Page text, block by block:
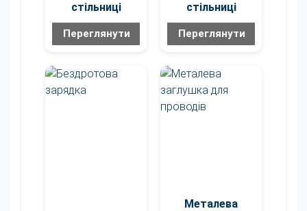
стільниці
Переглянути
стільниці
Переглянути
Металева